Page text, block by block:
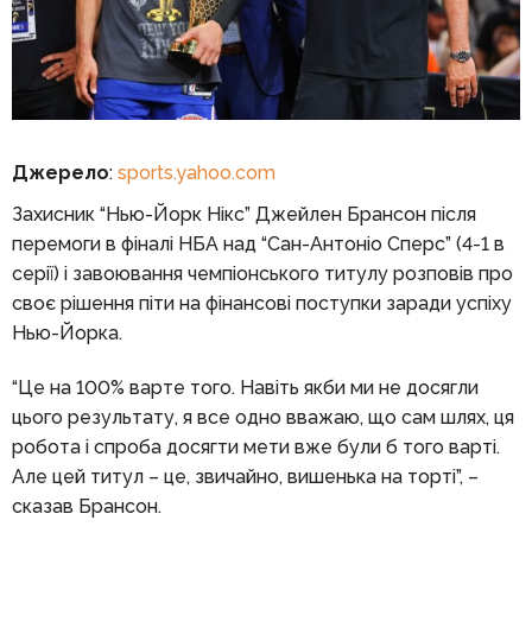
Джерело: sports.yahoo.com
Захисник “Нью-Йорк Нікс” Джейлен Брансон після
перемоги в фіналі НБА над “Сан-Антоніо Сперс” (4-1 в
серії) і завоювання чемпіонського титулу розповів про
своє рішення піти на фінансові поступки заради успіху
Нью-Йорка.
“Це на 100% варте того. Навіть якби ми не досягли
цього результату, я все одно вважаю, що сам шлях, ця
робота і спроба досягти мети вже були б того варті.
Але цей титул – це, звичайно, вишенька на торті”, –
сказав Брансон.